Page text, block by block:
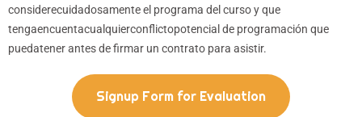
considerecuidadosamente el programa del curso y que
tengaencuentacualquierconflictopotencial de programación que
puedatener antes de firmar un contrato para asistir.
Signup Form for Evaluation